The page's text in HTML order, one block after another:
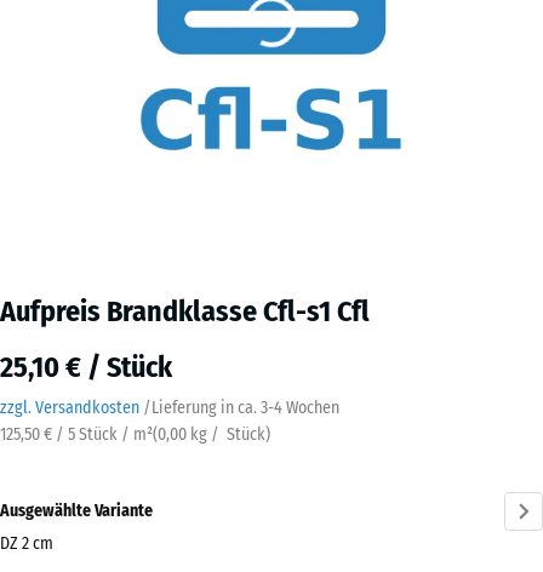
Aufpreis Brandklasse Cfl-s1 Cfl
25,10 € / Stück
zzgl. Versandkosten /Lieferung in ca. 3-4 Wochen
125,50 € / 5 Stück / m²(0,00 kg / Stück)
Ausgewählte Variante
DZ 2 cm